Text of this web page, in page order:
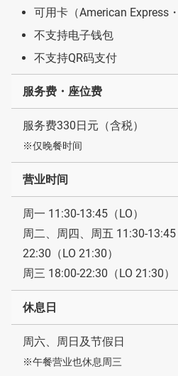
可用卡（American Express・
不支持电子钱包
不支持QR码支付
服务费・座位费
服务费330日元（含税）
※仅晚餐时间
营业时间
周一 11:30-13:45（LO）
周二、周四、周五 11:30-13:45
22:30（LO 21:30）
周三 18:00-22:30（LO 21:30）
休息日
周六、周日及节假日
※午餐营业也休息周三